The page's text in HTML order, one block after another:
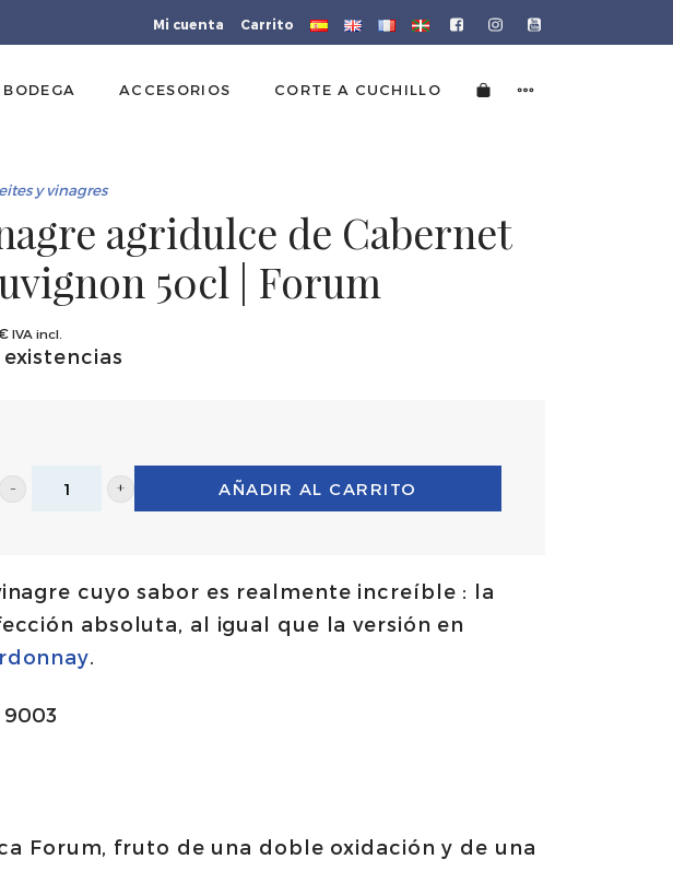
Mi cuenta Carrito
BODEGA ACCESORIOS CORTE A CUCHILLO
y vinagres
agridulce de Cabernet
50cl | Forum
IVA incl.
existencias
Vinagre
Sauvignon
50cl
AÑADIR AL CARRITO
cuyo sabor es realmente increíble : la
absoluta, al igual que la versión en
9003
Forum, fruto de una doble oxidación y de una